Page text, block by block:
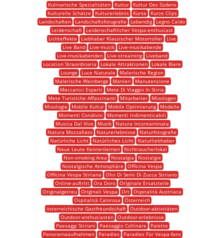
Kulinarische Spezialitäten
Kultur
Kultur Des Südens
Kulturelle Schätze
Kulturerlebnis Kurse
Kurze Clips
Landschaften
Landschaftsfotografie Lebendig
Legno Caldo
Leidenschaft
Leidenschaftlicher Vespa-enthusiast
Lichteffekte
Liebhaber Klassischer Motorroller
Live
Live Band
Live-musik
Live-musikabende
Live-musikabenden
Live-streaming
Liveband
Location Straordinaria
Lokale Attraktionen
Lokale Biere
Lounge
Luce Naturale
Malerische Region
Malerische Weinberge
Manieri
Manutenzione
Meccanici Esperti
Mete Di Viaggio In Stiria
Mete Turistiche Affascinanti
Mitarbeiter
Mixologen
Mixologie
Mobile Kultur Mobile Optimierung
Modelle
Momenti Condivisi
Momenti Indimenticabili
Musica Dal Vivo
Musik
Natura Incontaminata
Natura Mozzafiato
Naturerlebnisse
Naturfotografie
Natürliche Licht
Natürliches Licht
Naturliebhaber
Neue Leute Kennenlernen
Nichtraucherlokal
Non-smoking Area
Nostalgia
Nostalgie
Nostalgische Atmosphäre
Officina Vespa
Officina Vespa Stiriana
Olio Di Semi Di Zucca Stiriano
Online-auftritt Ora Doro Originale Ersatzteile
Originalgetreu Originali Vespa Ort Ospitalità Austriaca
Ospitalità Calorosa
Österreich
österreichische Gastfreundschaft Outdoor-aktivitäten
Outdoor-enthusiasten
Outdoor-erlebnisse
Paesaggi Stiriani
Paesaggio Collinare
Palette
Panoramaaufnahmen
Paradies
Paradies Für Vespa-fans